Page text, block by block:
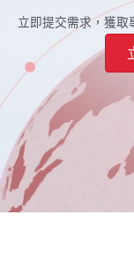
立即提交需求，獲取